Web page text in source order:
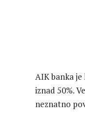
AIK banka
iznad 50%.
neznatno